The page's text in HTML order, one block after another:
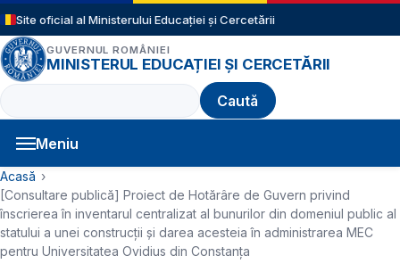
Sari la conținutul principal
Site oficial al Ministerului Educației și Cercetării
GUVERNUL ROMÂNIEI
MINISTERUL EDUCAȚIEI ȘI CERCETĂRII
Caută
Meniu
Navigație principală
Cale de navigare
Acasă
[Consultare publică] Proiect de Hotărâre de Guvern privind
înscrierea în inventarul centralizat al bunurilor din domeniul public al
statului a unei construcții şi darea acesteia în administrarea MEC
pentru Universitatea Ovidius din Constanța